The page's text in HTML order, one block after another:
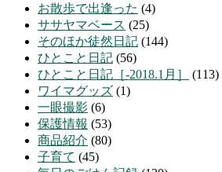
お散歩で出逢った (4)
ササヤマベース (25)
そのほか徒然日記 (144)
ひとこと日記 (56)
ひとこと日記［-2018.1月］
(113)
ワイマグッズ (1)
一眼撮影 (6)
保護情報 (53)
商品紹介 (80)
子育て (45)